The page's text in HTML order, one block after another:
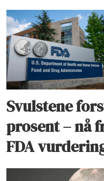
Svulstene
prosent – nå
FDA